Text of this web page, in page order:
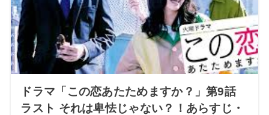
ドラマ「この恋あたためますか？」第9話
ラスト それは卑怯じゃない？！あらすじ・